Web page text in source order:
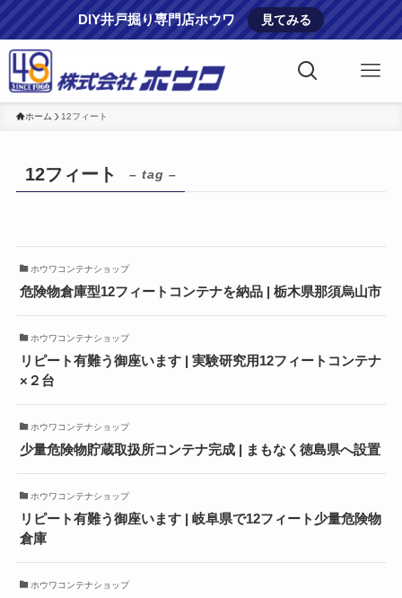
DIY井戸掘り専門店ホウワ 見てみる
ホーム 12フィート
12フィート – tag –
ホウワコンテナショップ
危険物倉庫型12フィートコンテナを納品 | 栃木県那須烏山市
ホウワコンテナショップ
リピート有難う御座います | 実験研究用12フィートコンテナ
×２台
ホウワコンテナショップ
少量危険物貯蔵取扱所コンテナ完成 | まもなく徳島県へ設置
ホウワコンテナショップ
リピート有難う御座います | 岐阜県で12フィート少量危険物
倉庫
ホウワコンテナショップ